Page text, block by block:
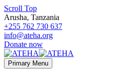
Scroll Top
Arusha, Tanzania
+255 762 730 637
info@ateha.org
Donate now
Primary Menu